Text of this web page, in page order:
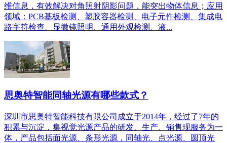
维信息，有效解决对角照射阴影问题，能突出物体信息；应用
领域：PCB基板检测、塑胶容器检测、电子元件检测、集成电
路字符检查、显微镜照明、通用外观检测、液...
思奥特智能同轴光源有哪些款式？
深圳市思奥特智能科技有限公司成立于2014年，经过了7年的
积累与沉淀，集视觉光源产品的研发、生产、销售现服务为一
体，产品包括面光源、条形光源，同轴光、点光源、圆顶光